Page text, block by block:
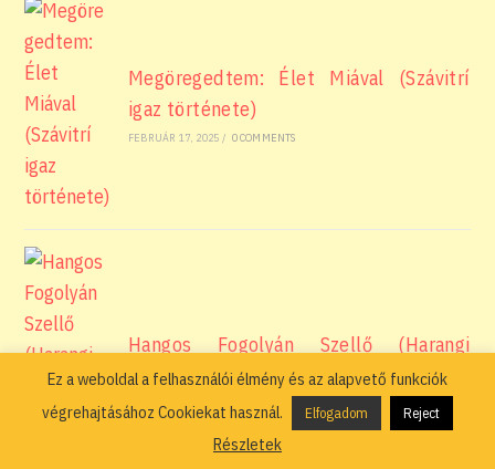
Megöregedtem: Élet Miával (Szávitrí
igaz története)
FEBRUÁR 17, 2025 / 0 COMMENTS
Hangos Fogolyán Szellő (Harangi
Emese) írások 113, A fényről
FEBRUÁR 14, 2025 / 0 COMMENTS
Ez a weboldal a felhasználói élmény és az alapvető funkciók
végrehajtásához Cookiekat használ.
Elfogadom Reject
Részletek